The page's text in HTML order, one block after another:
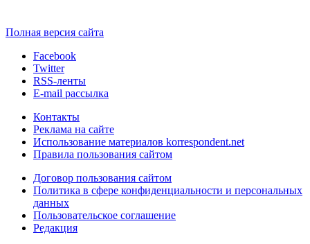
Полная версия сайта
Facebook
Twitter
RSS-ленты
E-mail рассылка
Контакты
Реклама на сайте
Использование материалов korrespondent.net
Правила пользования сайтом
Договор пользования сайтом
Политика в сфере конфиденциальности и персональных
данных
Пользовательское соглашение
Редакция